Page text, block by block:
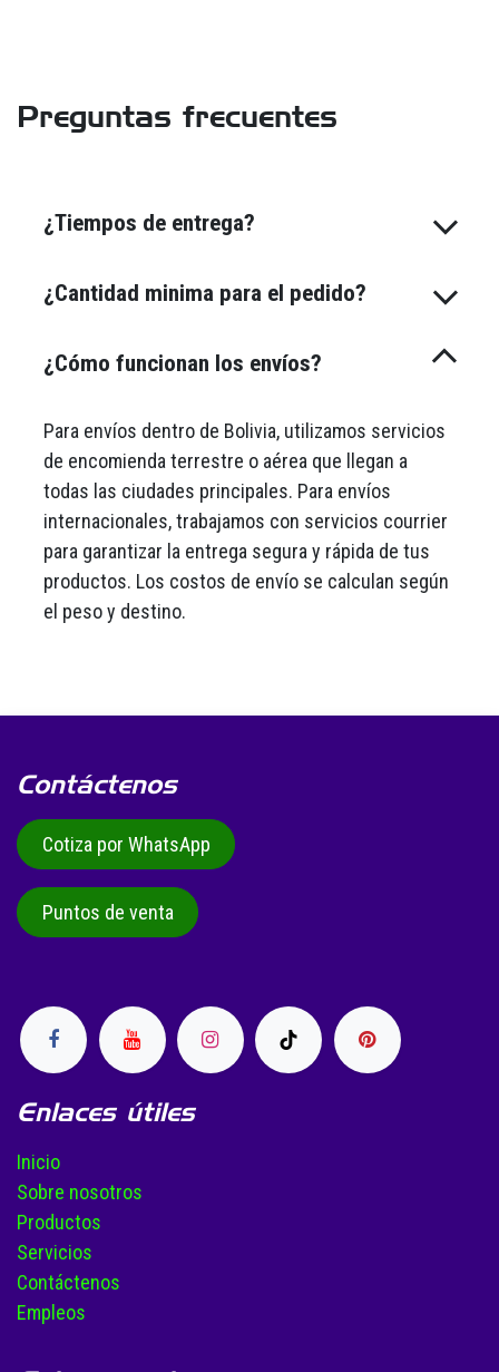
Preguntas frecuentes
¿Tiempos de entrega?
¿Cantidad minima para el pedido?
¿Cómo funcionan los envíos?
Para envíos dentro de Bolivia, utilizamos servicios
de encomienda terrestre o aérea que llegan a
todas las ciudades principales. Para envíos
internacionales, trabajamos con servicios courrier
para garantizar la entrega segura y rápida de tus
productos. Los costos de envío se calculan según
el peso y destino.
Enlaces útiles
Inicio
Sobre nosotros
Productos
Servicios
Contáctenos
Empleos
Contáctenos
Cotiza por WhatsApp
Puntos de venta